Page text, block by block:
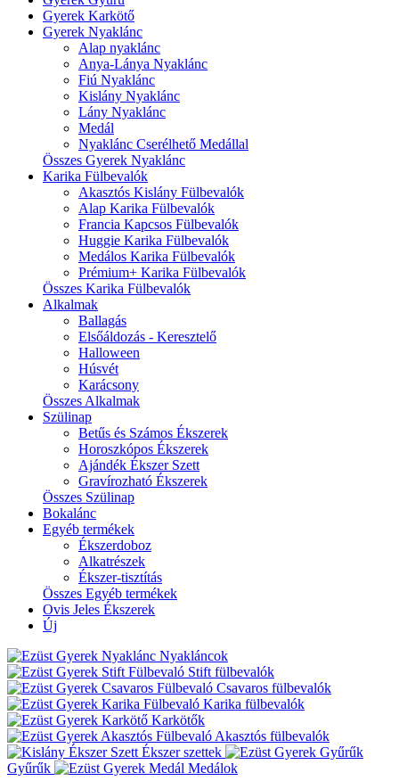
Gyerek Karkötő
Gyerek Nyaklánc
Alap nyaklánc
Anya-Lánya Nyaklánc
Fiú Nyaklánc
Kislány Nyaklánc
Lány Nyaklánc
Medál
Nyaklánc Cserélhető Medállal
Összes Gyerek Nyaklánc
Karika Fülbevalók
Akasztós Kislány Fülbevalók
Alap Karika Fülbevalók
Francia Kapcsos Fülbevalók
Huggie Karika Fülbevalók
Medálos Karika Fülbevalók
Prémium+ Karika Fülbevalók
Összes Karika Fülbevalók
Alkalmak
Ballagás
Elsőáldozás - Keresztelő
Halloween
Húsvét
Karácsony
Összes Alkalmak
Szülinap
Betűs és Számos Ékszerek
Horoszkópos Ékszerek
Ajándék Ékszer Szett
Gravírozható Ékszerek
Összes Szülinap
Bokalánc
Egyéb termékek
Ékszerdoboz
Alkatrészek
Ékszer-tisztítás
Összes Egyéb termékek
Ovis Jeles Ékszerek
Új
Nyakláncok
Stift fülbevalók
Csavaros fülbevalók
Karika fülbevalók
Karkötők
Akasztós fülbevalók
Ékszer szettek
Gyűrűk
Medálok